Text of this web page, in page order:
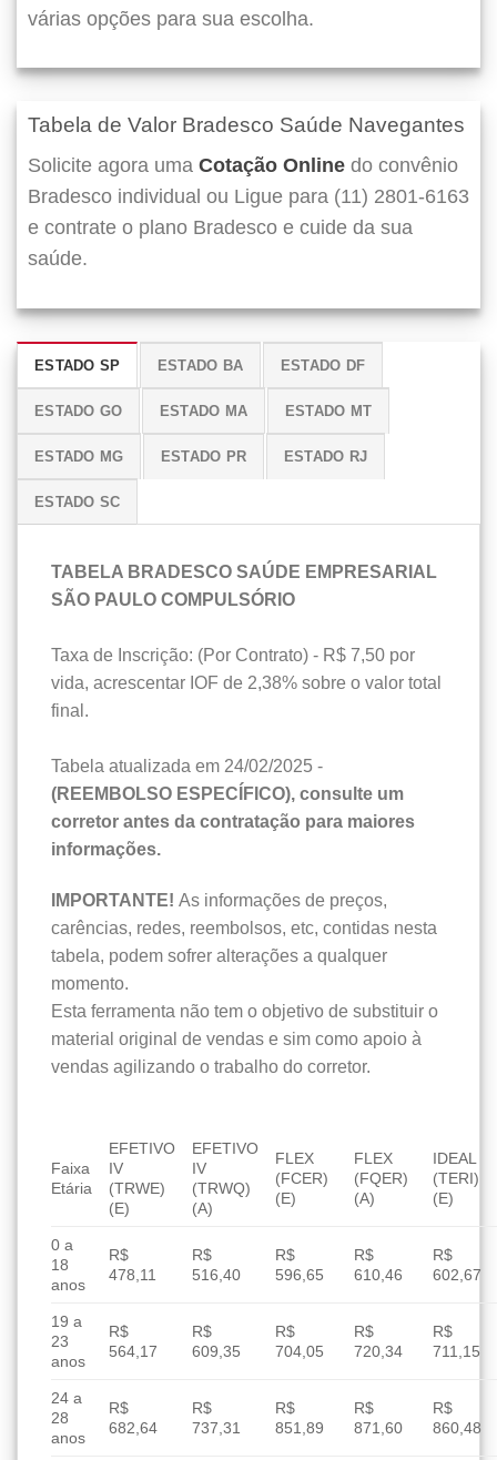
várias opções para sua escolha.
Tabela de Valor Bradesco Saúde Navegantes
Solicite agora uma Cotação Online do convênio
Bradesco individual ou Ligue para (11) 2801-6163
e contrate o plano Bradesco e cuide da sua
saúde.
ESTADO SP ESTADO BA ESTADO DF
ESTADO GO ESTADO MA ESTADO MT
ESTADO MG ESTADO PR ESTADO RJ
ESTADO SC
TABELA BRADESCO SAÚDE EMPRESARIAL
SÃO PAULO COMPULSÓRIO
Taxa de Inscrição: (Por Contrato) - R$ 7,50 por
vida, acrescentar IOF de 2,38% sobre o valor total
final.
Tabela atualizada em 24/02/2025 -
(REEMBOLSO ESPECÍFICO), consulte um
corretor antes da contratação para maiores
informações.
IMPORTANTE! As informações de preços,
carências, redes, reembolsos, etc, contidas nesta
tabela, podem sofrer alterações a qualquer
momento.
Esta ferramenta não tem o objetivo de substituir o
material original de vendas e sim como apoio à
vendas agilizando o trabalho do corretor.
Faixa
Etária
EFETIVO
IV
(TRWE)
(E)
EFETIVO
IV
(TRWQ)
(A)
FLEX
(FCER)
(E)
FLEX
(FQER)
(A)
IDEAL
(TERI)
(E)
0 a
18
anos
R$
478,11
R$
516,40
R$
596,65
R$
610,46
R$
602,67
19 a
23
anos
R$
564,17
R$
609,35
R$
704,05
R$
720,34
R$
711,15
24 a
28
anos
R$
682,64
R$
737,31
R$
851,89
R$
871,60
R$
860,48